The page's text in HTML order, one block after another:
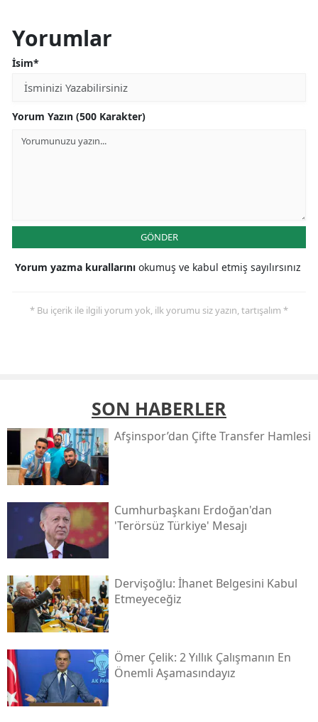
Yorumlar
İsim*
Yorum Yazın (500 Karakter)
GÖNDER
Yorum yazma kurallarını okumuş ve kabul etmiş sayılırsınız
* Bu içerik ile ilgili yorum yok, ilk yorumu siz yazın, tartışalım *
SON HABERLER
Afşinspor’dan Çifte Transfer Hamlesi
Cumhurbaşkanı Erdoğan'dan
'terörsüz Türkiye' Mesajı
Dervişoğlu: İhanet Belgesini Kabul
Etmeyeceğiz
Ömer Çelik: 2 Yıllık Çalışmanın En
Önemli Aşamasındayız